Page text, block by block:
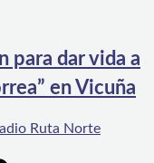
para dar vida a
en Vicuña
Ruta Norte